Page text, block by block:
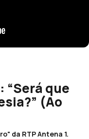
“Será que
(Ao
da RTP Antena 1.